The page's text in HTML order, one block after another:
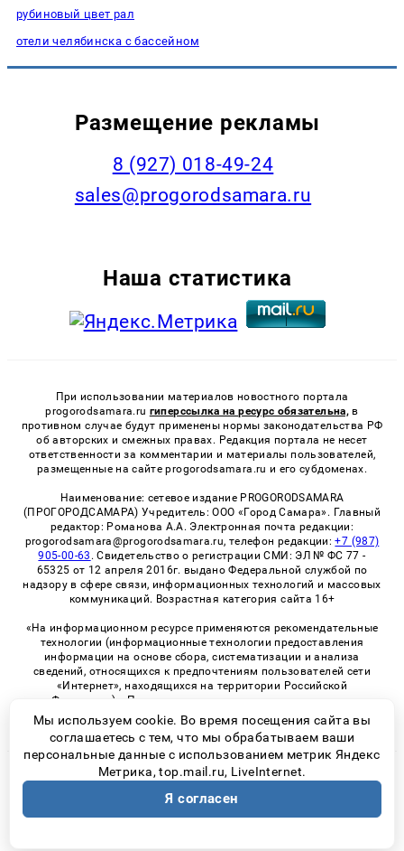
рубиновый цвет рал
отели челябинска с бассейном
Размещение рекламы
8 (927) 018-49-24
sales@progorodsamara.ru
Наша статистика
При использовании материалов новостного портала
progorodsamara.ru гиперссылка на ресурс обязательна, в
противном случае будут применены нормы законодательства РФ
об авторских и смежных правах. Редакция портала не несет
ответственности за комментарии и материалы пользователей,
размещенные на сайте progorodsamara.ru и его субдоменах.
Наименование: сетевое издание PROGORODSAMARA
(ПРОГОРОДСАМАРА) Учредитель: ООО «Город Самара». Главный
редактор: Романова А.А. Электронная почта редакции:
progorodsamara@progorodsamara.ru, телефон редакции:+7 (987)
905-00-63 . Свидетельство о регистрации СМИ: ЭЛ № ФС 77 -
65325 от 12 апреля 2016г. выдано Федеральной службой по
надзору в сфере связи, информационных технологий и массовых
коммуникаций. Возрастная категория сайта 16+
«На информационном ресурсе применяются рекомендательные
технологии (информационные технологии предоставления
информации на основе сбора, систематизации и анализа
сведений, относящихся к предпочтениям пользователей сети
«Интернет», находящихся на территории Российской
Федерации)». Правила применения рекомендательных
технологий в виджетах рекламно-обменной сети
«СМИ2» (PDF)
© 2026 «ProGorodSamara» | Все права защищены
Возрастная категория сайта 16+
Политика конфиденциальности
Мы используем cookie. Во время посещения сайта вы
соглашаетесь с тем, что мы обрабатываем ваши
персональные данные с использованием метрик Яндекс
Метрика, top.mail.ru, LiveInternet.
Я согласен